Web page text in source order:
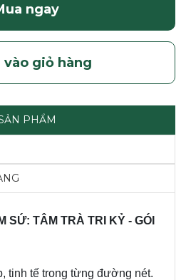
ngay
vào giỏ hàng
PHẨM
SỨ: TÂM TRÀ TRI KỶ - GÓI
tinh tế trong từng đường nét.